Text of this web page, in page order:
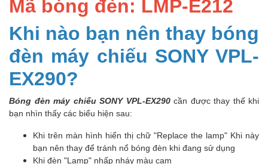
Mã bóng đèn: LMP-E212
Khi nào bạn nên thay bóng
đèn máy chiếu SONY VPL-
EX290?
Bóng đèn máy chiếu SONY VPL-EX290 cần được thay thế khi
bạn nhìn thấy các biểu hiện sau:
Khi trên màn hình hiển thị chữ "Replace the lamp" Khi này
bạn nên thay để tránh nổ bóng đèn khi đang sử dụng
Khi đèn "Lamp" nhấp nháy màu cam